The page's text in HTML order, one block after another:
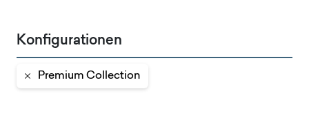
Konfigurationen
Premium Collection